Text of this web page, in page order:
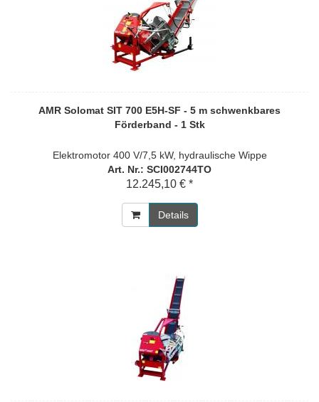
AMR Solomat SIT 700 E5H-SF - 5 m schwenkbares
Förderband - 1 Stk
Elektromotor 400 V/7,5 kW, hydraulische Wippe
Art. Nr.: SCI002744TO
12.245,10 € *
Details